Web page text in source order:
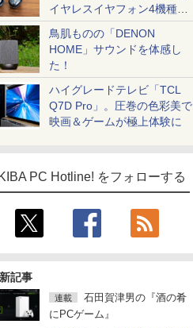
イヤレスイヤフォン4機種を
一気に聴く
鳥肌ものの「DENON
HOME」サウンドを体感し
た！
ハイグレードテレビ「TCL
Q7D Pro」。圧巻の色彩美で
映画＆ゲームが極上体験に
PC Hotline! をフォローする
記事
連載
石田賀津男の『酒の肴
にPCゲーム』